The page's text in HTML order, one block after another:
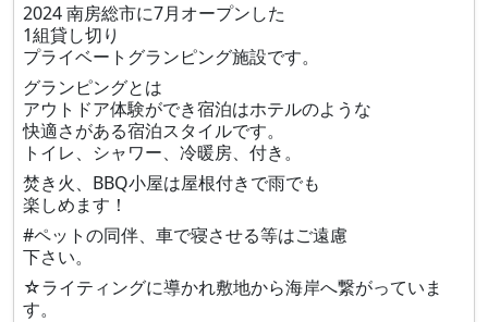
2024 南房総市に7月オープンした
1組貸し切り
プライベートグランピング施設です。
グランピングとは
アウトドア体験ができ宿泊はホテルのような
快適さがある宿泊スタイルです。
トイレ、シャワー、冷暖房、付き。
焚き火、BBQ小屋は屋根付きで雨でも
楽しめます！
#ペットの同伴、車で寝させる等はご遠慮
下さい。
☆ライティングに導かれ敷地から海岸へ繋がっていま
す。